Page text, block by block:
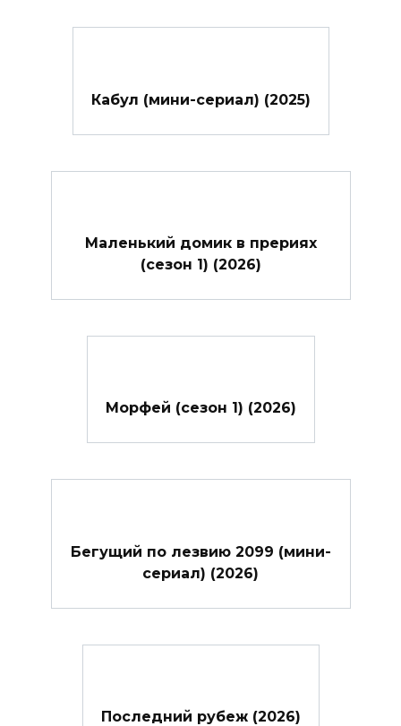
Кабул (мини-сериал) (2025)
Маленький домик в прериях
(сезон 1) (2026)
Морфей (сезон 1) (2026)
Бегущий по лезвию 2099 (мини-
сериал) (2026)
Последний рубеж (2026)